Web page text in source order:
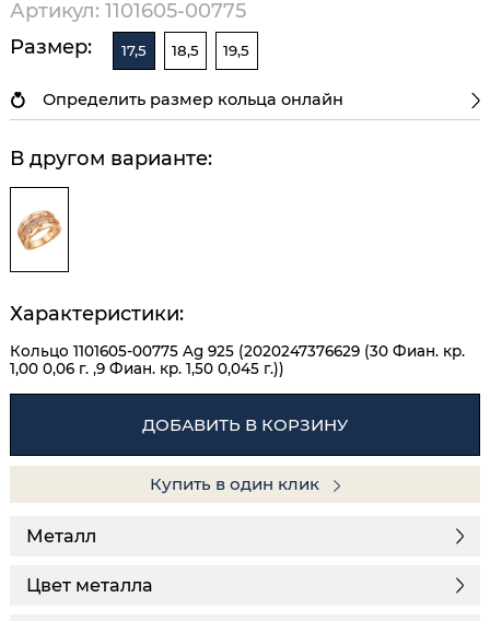
Артикул: 1101605-00775
Размер:
17,5 18,5 19,5
Определить размер кольца онлайн
В другом варианте:
Характеристики:
Кольцо 1101605-00775 Ag 925 (2020247376629 (30 Фиан. кр.
1,00 0,06 г. ,9 Фиан. кр. 1,50 0,045 г.))
ДОБАВИТЬ В КОРЗИНУ
Купить в один клик
Металл
Цвет металла